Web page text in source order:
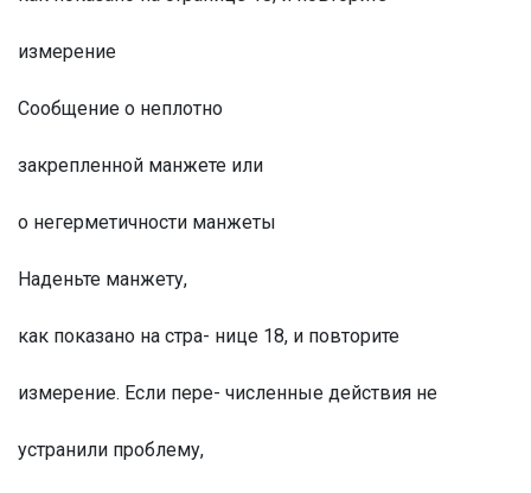
измерение
Сообщение о неплотно
закрепленной манжете или
о негерметичности манжеты
Наденьте манжету,
как показано на стра- нице 18, и повторите
измерение. Если пере- численные действия не
устранили проблему,